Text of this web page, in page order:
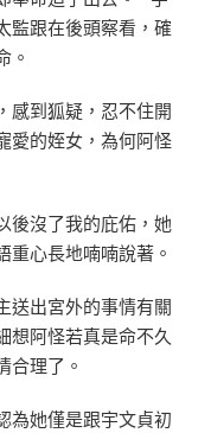
監跟在後頭察看，確
。
感到狐疑，忍不住開
愛的姪女，為何阿怪
後沒了我的庇佑，她
重心長地喃喃說著。
送出宮外的事情有關
想阿怪若真是命不久
合理了。
為她僅是跟宇文貞初